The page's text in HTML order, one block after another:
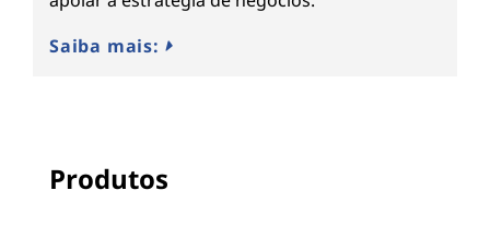
Saiba mais:
Produtos